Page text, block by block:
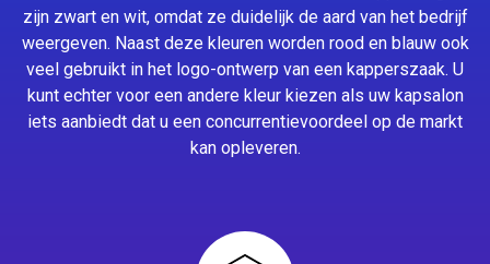
zijn zwart en wit, omdat ze duidelijk de aard van het bedrijf
weergeven. Naast deze kleuren worden rood en blauw ook
veel gebruikt in het logo-ontwerp van een kapperszaak. U
kunt echter voor een andere kleur kiezen als uw kapsalon
iets aanbiedt dat u een concurrentievoordeel op de markt
kan opleveren.